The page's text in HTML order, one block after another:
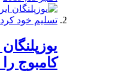
کامبوج